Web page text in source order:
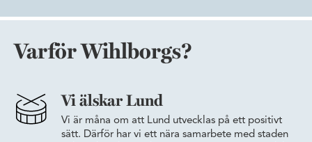
Varför Wihlborgs?
Vi älskar Lund
Vi är måna om att Lund utvecklas på ett positivt
sätt. Därför har vi ett nära samarbete med staden